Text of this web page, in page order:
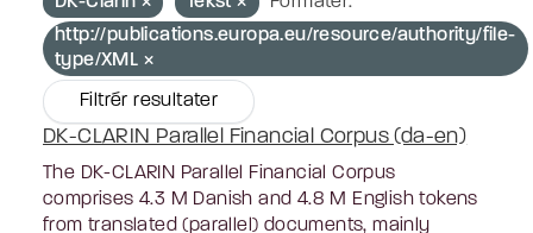
http://publications.europa.eu/resource/authority/file-
type/XML
Filtrér resultater
DK-CLARIN Parallel Financial Corpus (da-en)
The DK-CLARIN Parallel Financial Corpus
comprises 4.3 M Danish and 4.8 M English tokens
from translated (parallel) documents, mainly